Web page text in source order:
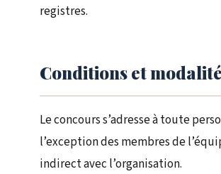
registres.
Conditions et
Le concours s’adresse à toute
l’exception des membres de
indirect avec l’organisation.